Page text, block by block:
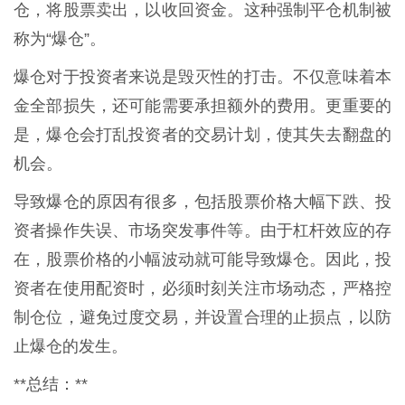
仓，将股票卖出，以收回资金。这种强制平仓机制被
称为“爆仓”。
爆仓对于投资者来说是毁灭性的打击。不仅意味着本
金全部损失，还可能需要承担额外的费用。更重要的
是，爆仓会打乱投资者的交易计划，使其失去翻盘的
机会。
导致爆仓的原因有很多，包括股票价格大幅下跌、投
资者操作失误、市场突发事件等。由于杠杆效应的存
在，股票价格的小幅波动就可能导致爆仓。因此，投
资者在使用配资时，必须时刻关注市场动态，严格控
制仓位，避免过度交易，并设置合理的止损点，以防
止爆仓的发生。
**总结：**